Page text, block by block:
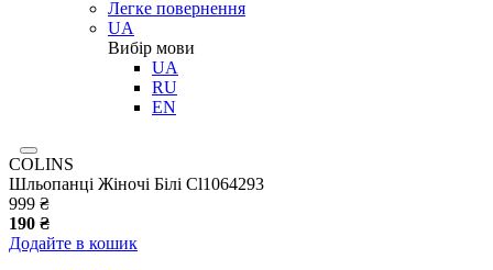
Легке повернення
UA
Вибір мови
UA
RU
EN
COLINS
Шльопанці Жіночі Білі Cl1064293
999 ₴
190 ₴
Додайте в кошик